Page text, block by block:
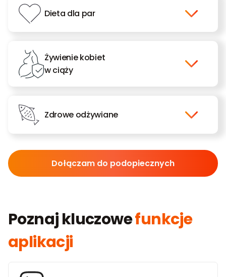
Dieta dla par
Żywienie kobiet
w ciąży
Zdrowe odżywiane
Dołączam do podopiecznych
Poznaj kluczowefunkcje
aplikacji